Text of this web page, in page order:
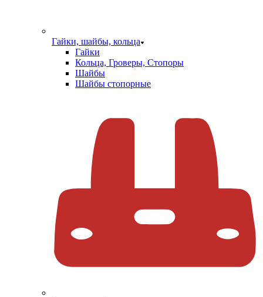
Гайки, шайбы, кольца
Гайки
Кольца, Гроверы, Стопоры
Шайбы
Шайбы стопорные